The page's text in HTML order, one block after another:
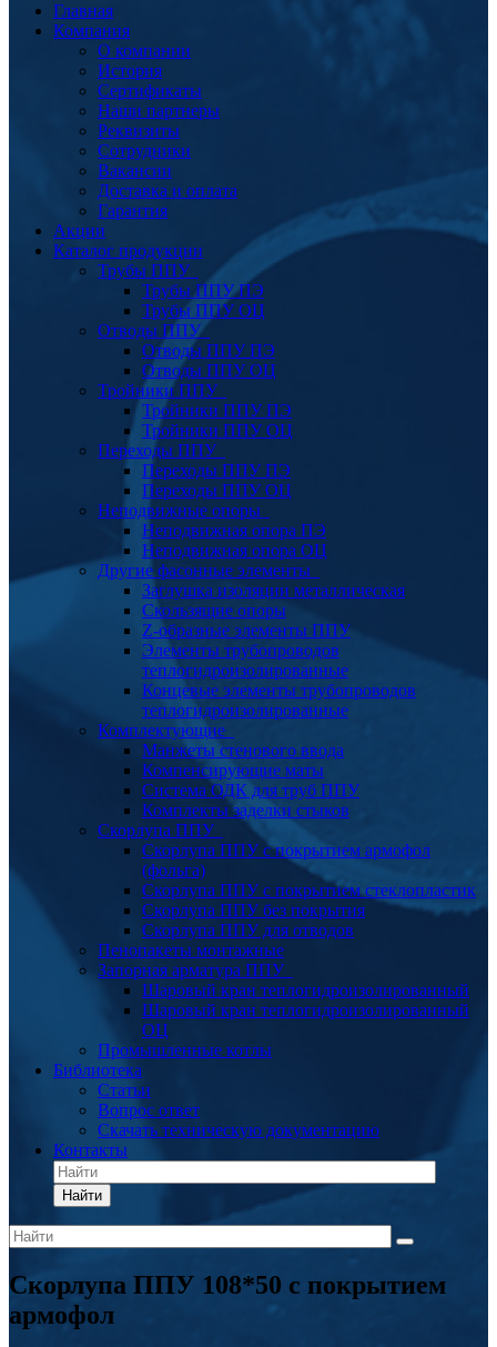
Главная
Компания
О компании
История
Сертификаты
Наши партнеры
Реквизиты
Сотрудники
Вакансии
Доставка и оплата
Гарантия
Акции
Каталог продукции
Трубы ППУ
Трубы ППУ ПЭ
Трубы ППУ ОЦ
Отводы ППУ
Отводы ППУ ПЭ
Отводы ППУ ОЦ
Тройники ППУ
Тройники ППУ ПЭ
Тройники ППУ ОЦ
Переходы ППУ
Переходы ППУ ПЭ
Переходы ППУ ОЦ
Неподвижные опоры
Неподвижная опора ПЭ
Неподвижная опора ОЦ
Другие фасонные элементы
Заглушка изоляции металлическая
Скользящие опоры
Z-образные элементы ППУ
Элементы трубопроводов
теплогидроизолированные
Концевые элементы трубопроводов
теплогидроизолированные
Комплектующие
Манжеты стенового ввода
Компенсирующие маты
Система ОДК для труб ППУ
Комплекты заделки стыков
Скорлупа ППУ
Скорлупа ППУ с покрытием армофол
(фольга)
Скорлупа ППУ с покрытием стеклопластик
Скорлупа ППУ без покрытия
Скорлупа ППУ для отводов
Пенопакеты монтажные
Запорная арматура ППУ
Шаровый кран теплогидроизолированный
Шаровый кран теплогидроизолированный
ОЦ
Промышленные котлы
Библиотека
Статьи
Вопрос ответ
Скачать техническую документацию
Контакты
Найти
Скорлупа ППУ 108*50 с покрытием
армофол